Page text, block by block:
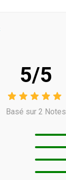
5/5
Basé sur 2 Notes